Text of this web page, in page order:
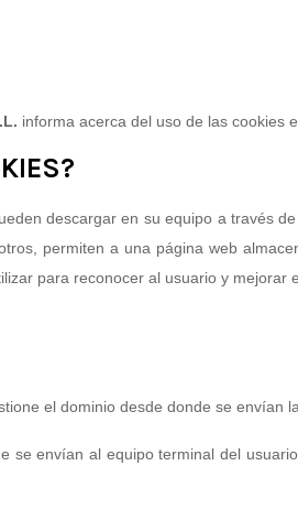
informa acerca del uso de las cookies
descargar en su equipo a través
permiten a una página web
para reconocer al usuario y mejorar
el dominio desde donde se
se envían al equipo terminal del